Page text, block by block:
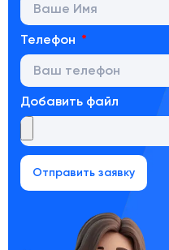
Телефон
Добавить файл
Отправить заявку